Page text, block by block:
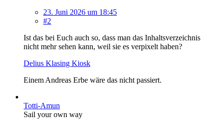
23. Juni 2026 um 18:45
#2
Ist das bei Euch auch so, dass man das Inhaltsverzeichnis
nicht mehr sehen kann, weil sie es verpixelt haben?
Delius Klasing Kiosk
Einem Andreas Erbe wäre das nicht passiert.
Totti-Amun
Sail your own way